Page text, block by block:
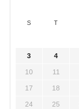
S T
3 4
10 11
17 18
24 25